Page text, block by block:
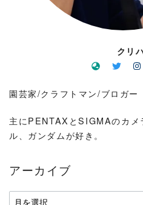
クリ
園芸家/クラフトマン/ブロガー
主にPENTAXとSIGMAのカメ
ル、ガンダムが好き。
アーカイブ
ア